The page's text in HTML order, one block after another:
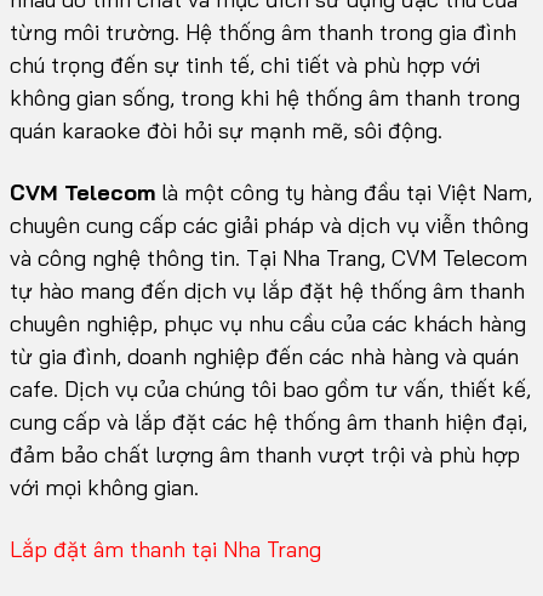
từng môi trường. Hệ thống âm thanh trong gia đình
chú trọng đến sự tinh tế, chi tiết và phù hợp với
không gian sống, trong khi hệ thống âm thanh trong
quán karaoke đòi hỏi sự mạnh mẽ, sôi động.
CVM Telecom là một công ty hàng đầu tại Việt Nam,
chuyên cung cấp các giải pháp và dịch vụ viễn thông
và công nghệ thông tin. Tại Nha Trang, CVM Telecom
tự hào mang đến dịch vụ lắp đặt hệ thống âm thanh
chuyên nghiệp, phục vụ nhu cầu của các khách hàng
từ gia đình, doanh nghiệp đến các nhà hàng và quán
cafe. Dịch vụ của chúng tôi bao gồm tư vấn, thiết kế,
cung cấp và lắp đặt các hệ thống âm thanh hiện đại,
đảm bảo chất lượng âm thanh vượt trội và phù hợp
với mọi không gian.
Lắp đặt âm thanh tại Nha Trang